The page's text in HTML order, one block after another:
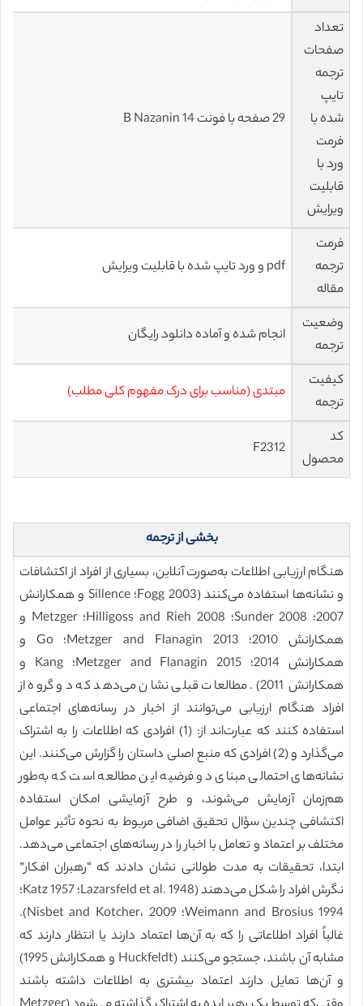
تعداد
صفحات
ترجمه
تایپ
شده با
فرمت
ورد با
قابلیت
ویرایش
29 صفحه با فونت 14 B Nazanin
فرمت
ترجمه
مقاله
pdf و ورد تایپ شده با قابلیت ویرایش
وضعیت
ترجمه
انجام شده و آماده دانلود رایگان
کیفیت
ترجمه
مبتدی (مناسب برای درک مفهوم کلی مطلب)
کد
محصول
F2312
بخشی از ترجمه
هنگام ارزیابی اطلاعات به‌صورت آنلاین، بسیاری از افراد از اکتشافات
و نشانه‌ها استفاده می‌کنند (Fogg 2003؛ Sillence و همکارانش
2007؛ Sunder 2008؛ Hilligoss and Rieh 2008؛ Metzger و
همکارانش 2010؛ Metzger and Flanagin 2013؛ Go و
همکارانش 2014؛ Metzger and Flanagin 2015؛ Kang و
همکارانش 2011). مطالعات قبلی نشان می‌دهد که دو گروه از
افراد هنگام ارزیابی می‌توانند از اخبار در رسانه‌های اجتماعی
استفاده کنند که عبارت‌اند از: (1) افرادی که اطلاعات را به اشتراک
می‌گذارد و (2) افرادی که منبع اصلی داستان را گزارش می‌کنند. این
نشانه‌های احتمالی مبنای دو فرضیه این مطالعه است که به‌طور
هم‌زمان آزمایش می‌شوند، و طرح آزمایشی امکان استفاده
اکتشافی چندین سؤال تحقیق اضافی مربوط به نحوه تأثیر عوامل
مختلف بر اعتماد و تعامل با اخبار را در رسانه‌های اجتماعی می‌دهد.
ابتدا، تحقیقات به مدت طولانی نشان دادند که “رهبران افکار”
نگرش افراد را شکل می‌دهند (Lazarsfeld et al. 1948؛ Katz 1957؛
Weimann and Brosius 1994؛ Nisbet and Kotcher، 2009).
غالباً افراد اطلاعاتی را که به آن‌ها اعتماد دارند یا انتظار دارند که
مشابه آن باشند، جستجو می‌کنند (Huckfeldt و همکارانش 1995)
و آن‌ها تمایل دارند اعتماد بیشتری به اطلاعات داشته باشند